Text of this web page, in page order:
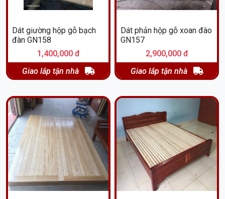
Dát giường hộp gỗ bạch
đàn GN158
1,400,000 đ
Giao lắp tận nhà
Dát phản hộp gỗ xoan đào
GN157
2,900,000 đ
Giao lắp tận nhà